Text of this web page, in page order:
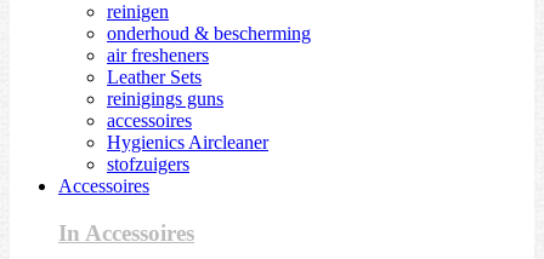
reinigen
onderhoud & bescherming
air fresheners
Leather Sets
reinigings guns
accessoires
Hygienics Aircleaner
stofzuigers
Accessoires
In Accessoires